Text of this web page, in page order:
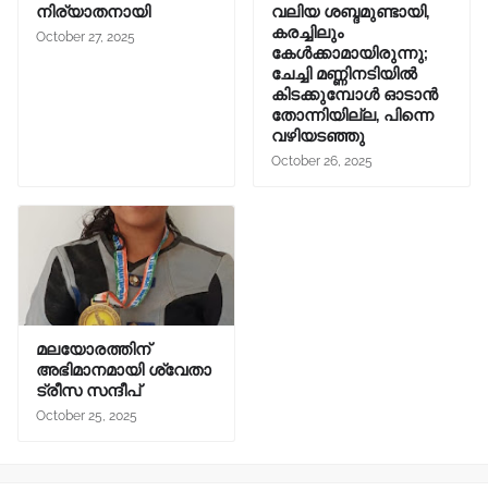
നിര്യാതനായി
October 27, 2025
വലിയ ശബ്ദമുണ്ടായി,
കരച്ചിലും
കേൾക്കാമായിരുന്നു;
ചേച്ചി മണ്ണിനടിയിൽ
കിടക്കുമ്പോൾ ഓടാൻ
തോന്നിയില്ല, പിന്നെ
വഴിയടഞ്ഞു
October 26, 2025
മലയോരത്തിന്
അഭിമാനമായി ശ്വേതാ
ട്രീസ സന്ദീപ്
October 25, 2025